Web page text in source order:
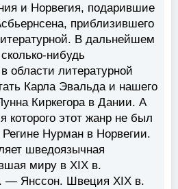
и Норвегия, подарившие
приблизившего
В дальнейшем
нибудь
области литературной
Карла Эвальда и нашего
Киркегора в Дании. А
этот жанр не был
Нурман в Норвегии.
шведоязычная
миру в XIX в.
— Янссон. Швеция XIX в.